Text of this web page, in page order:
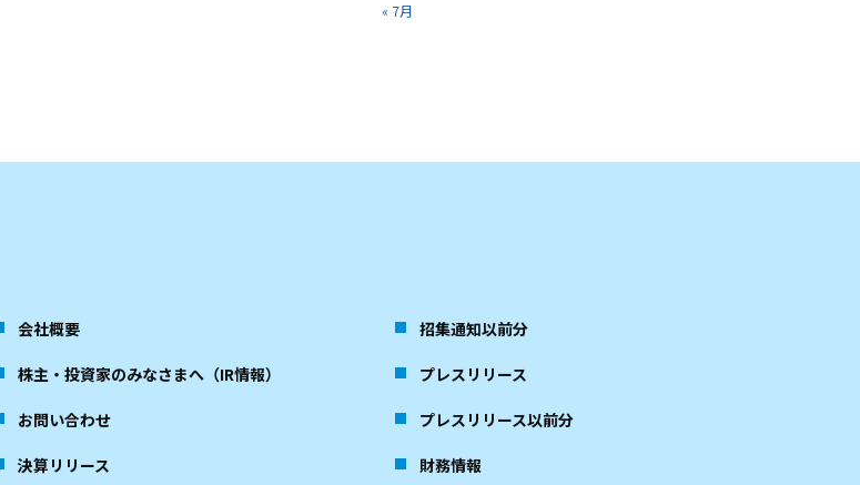
« 7月
会社概要
株主・投資家のみなさまへ（IR情報）
お問い合わせ
決算リリース
招集通知以前分
プレスリリース
プレスリリース以前分
財務情報